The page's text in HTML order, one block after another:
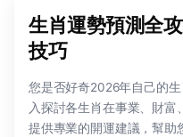
生肖運勢預測全
技巧
您是否好奇2026年自己的
入探討各生肖在事業、財
提供專業的開運建議，幫助